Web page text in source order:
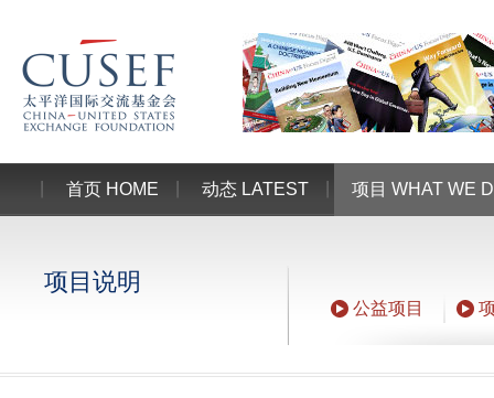
首页 HOME 动态 LATEST 项目 WHAT WE
项目说明
公益项目